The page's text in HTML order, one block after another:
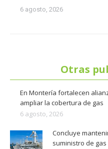
6 agosto, 2026
Otras
En Montería fortalecen
ampliar la cobertura de gas
6 agosto, 2026
Concluye
suministro de